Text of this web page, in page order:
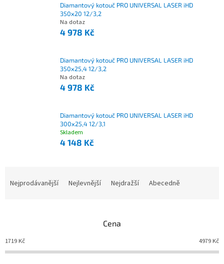
Diamantový kotouč PRO UNIVERSAL LASER iHD
350x20 12/3,2
Na dotaz
4 978 Kč
Diamantový kotouč PRO UNIVERSAL LASER iHD
350x25,4 12/3,2
Na dotaz
4 978 Kč
Diamantový kotouč PRO UNIVERSAL LASER iHD
300x25,4 12/3,1
Skladem
4 148 Kč
Ř
í
p
Nejprodávanější Nejlevnější Nejdražší Abecedně
Cena
1719 Kč 4979 Kč